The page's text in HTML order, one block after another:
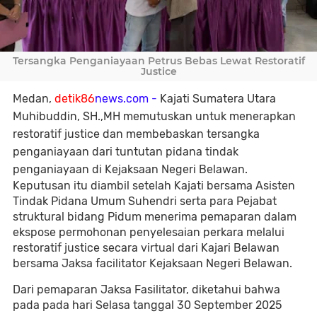
Tersangka Penganiayaan Petrus Bebas Lewat Restoratif
Justice
Medan, detik86news.com - Kajati Sumatera Utara
Muhibuddin, SH.,MH memutuskan untuk menerapkan
restoratif justice dan membebaskan tersangka
penganiayaan dari tuntutan pidana tindak
penganiayaan di Kejaksaan Negeri Belawan.
Keputusan itu diambil setelah Kajati bersama Asisten
Tindak Pidana Umum Suhendri serta para Pejabat
struktural bidang Pidum menerima pemaparan dalam
ekspose permohonan penyelesaian perkara melalui
restoratif justice secara virtual dari Kajari Belawan
bersama Jaksa facilitator Kejaksaan Negeri Belawan.
Dari pemaparan Jaksa Fasilitator, diketahui bahwa
pada pada hari Selasa tanggal 30 September 2025